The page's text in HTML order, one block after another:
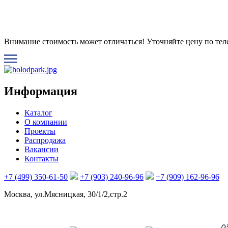
Внимание стоимость может отличаться! Уточняйте цену по
Информация
Каталог
О компании
Проекты
Распродажа
Вакансии
Контакты
+7 (499) 350-61-50 +7 (903) 240-96-96
+7 (909) 162-96-96
Москва, ул.Мясницкая, 30/1/2,стр.2